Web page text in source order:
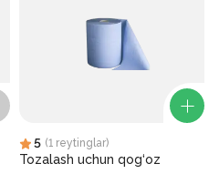
5 (1 reytinglar)
Tozalash uchun qog‘oz